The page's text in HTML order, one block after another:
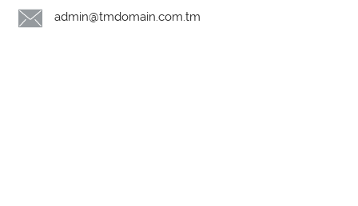
admin@tmdomain.com.tm